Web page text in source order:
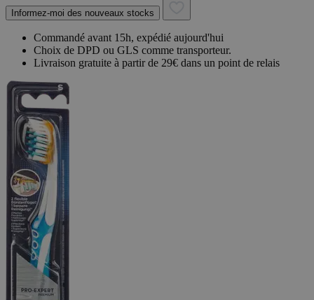
Informez-moi des nouveaux stocks
Commandé avant 15h, expédié aujourd'hui
Choix de DPD ou GLS comme transporteur.
Livraison gratuite à partir de 29€ dans un point de relais